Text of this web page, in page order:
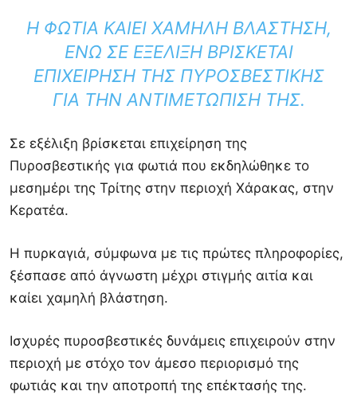
Η ΦΩΤΙΆ ΚΑΊΕΙ ΧΑΜΗΛΉ ΒΛΆΣΤΗΣΗ,
ΕΝΏ ΣΕ ΕΞΈΛΙΞΗ ΒΡΊΣΚΕΤΑΙ
ΕΠΙΧΕΊΡΗΣΗ ΤΗΣ ΠΥΡΟΣΒΕΣΤΙΚΉΣ
ΓΙΑ ΤΗΝ ΑΝΤΙΜΕΤΏΠΙΣΉ ΤΗΣ.
Σε εξέλιξη βρίσκεται επιχείρηση της
Πυροσβεστικής για φωτιά που εκδηλώθηκε το
μεσημέρι της Τρίτης στην περιοχή Χάρακας, στην
Κερατέα.
Η πυρκαγιά, σύμφωνα με τις πρώτες πληροφορίες,
ξέσπασε από άγνωστη μέχρι στιγμής αιτία και
καίει χαμηλή βλάστηση.
Ισχυρές πυροσβεστικές δυνάμεις επιχειρούν στην
περιοχή με στόχο τον άμεσο περιορισμό της
φωτιάς και την αποτροπή της επέκτασής της.